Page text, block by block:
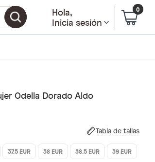
Hola,
Inicia sesión
0
Odella Dorado Aldo
Tabla de tallas
37.5 EUR 38 EUR 38.5 EUR
39 EUR